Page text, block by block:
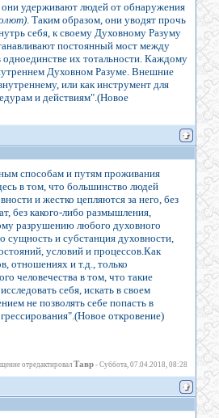
они удерживают людей от обнаружения
. Таким образом, они уводят прочь
себя, к своему Духовному Разуму
постоянный мост между
их тотальности. Каждому
Духовном Разуме. Внешние
или как инструмент для
и действиям".(Новое
способам и путям проживания
в том, что большинство людей
и жестко цепляются за него, без
без какого-либо размышления,
разрушению любого духовного
сущность и субстанция духовности,
условий и процессов.Как
отношениях и т.д., только
человечества в том, что такие
себя, искать в своем
не позволять себе попасть в
откровение)
отредактировалТавр -Суббота, 07.04.2018, 08:28